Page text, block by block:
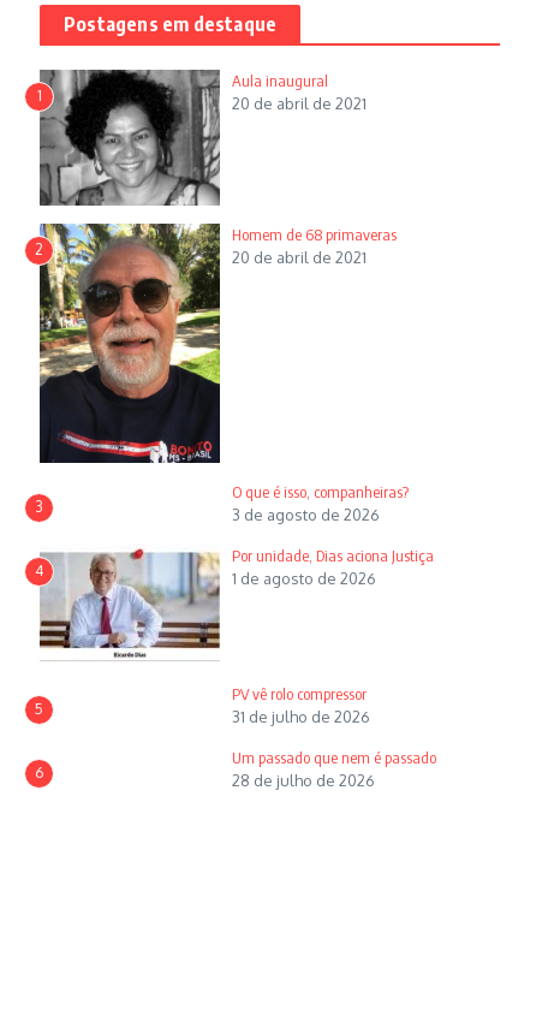
Postagens em destaque
1
Aula inaugural
20 de abril de 2021
2
Homem de 68 primaveras
20 de abril de 2021
3
O que é isso, companheiras?
3 de agosto de 2026
4
Por unidade, Dias aciona Justiça
1 de agosto de 2026
5
PV vê rolo compressor
31 de julho de 2026
6
Um passado que nem é passado
28 de julho de 2026